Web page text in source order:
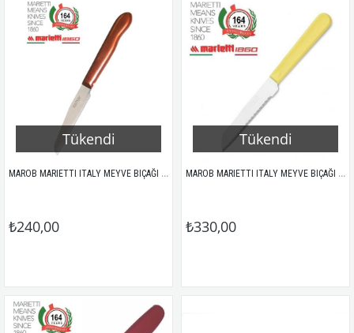
Tükendi
MAROB MARIETTI ITALY MEYVE BIÇAĞI 12Lİ (KAHVERENGİ/DÜZ)
₺240,00
Tükendi
MAROB MARIETTI ITALY MEYVE BIÇAĞI 12Lİ (SARI/TIRTIKLI)
₺330,00